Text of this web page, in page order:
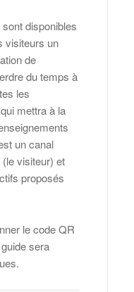
disponibles
visiteurs un
de
du temps à
les
mettra à la
un canal
(le visiteur) et
proposés
le code QR
sera